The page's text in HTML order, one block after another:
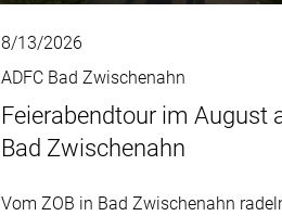
8/13/2026
ADFC Bad Zwischenahn
Feierabendtour im August
Bad Zwischenahn
Vom ZOB in Bad Zwischenahn